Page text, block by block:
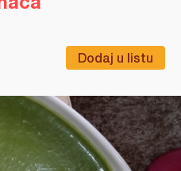
Dodaj u listu